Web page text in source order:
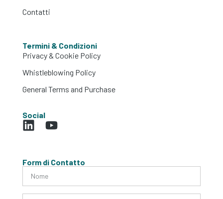
Contatti
Termini & Condizioni
Privacy & Cookie Policy
Whistleblowing Policy
General Terms and Purchase
Social
Form di Contatto